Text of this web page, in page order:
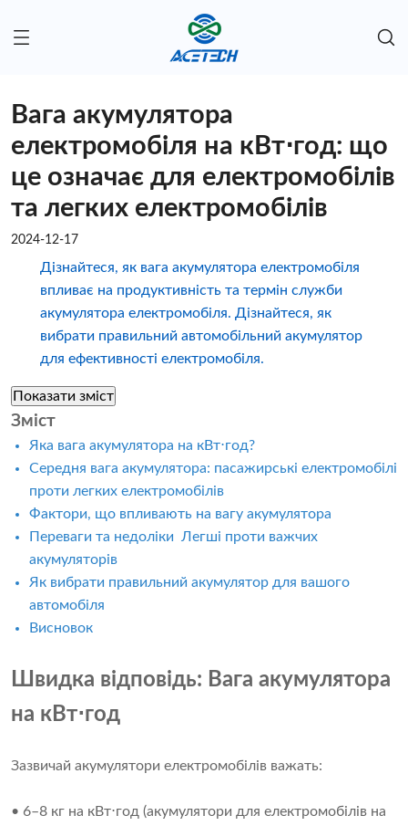
Вага акумулятора
електромобіля на кВт⋅год: що
це означає для електромобілів
та легких електромобілів
2024-12-17
Дізнайтеся, як вага акумулятора електромобіля
впливає на продуктивність та термін служби
акумулятора електромобіля. Дізнайтеся, як
вибрати правильний автомобільний акумулятор
для ефективності електромобіля.
Показати зміст
Зміст
Яка вага акумулятора на кВт⋅год?
Середня вага акумулятора: пасажирські електромобілі
проти легких електромобілів
Фактори, що впливають на вагу акумулятора
Переваги та недоліки
Легші проти важчих
акумуляторів
Як вибрати правильний акумулятор для вашого
автомобіля
Висновок
Швидка відповідь: Вага акумулятора
на кВт⋅год
Зазвичай акумулятори електромобілів важать:
• 6–8 кг на кВт⋅год (акумулятори для електромобілів на